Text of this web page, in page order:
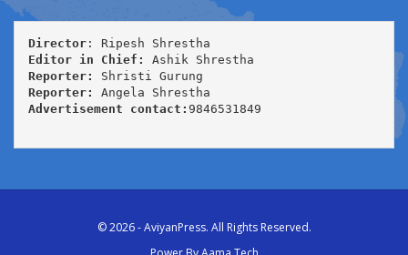
Director
Editor in Chief:
Reporter:
Reporter:
Advertisement contact: 9846531849
© 2026 - AviyanPress. All Rights Reserved.